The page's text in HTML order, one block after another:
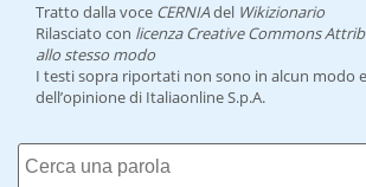
Tratto dalla voce CERNIAdel Wikizionario
Rilasciato con licenza Creative Commons
allo stesso modo
I testi sopra riportati non sono in alcun modo
dell’opinione di Italiaonline S.p.A.